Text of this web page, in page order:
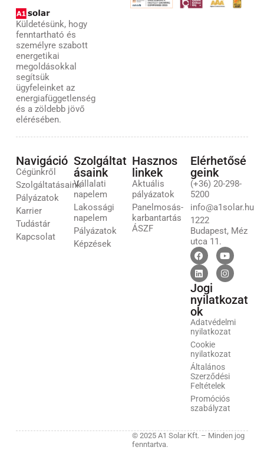
Küldetésünk, hogy
fenntartható és
személyre szabott
energetikai
megoldásokkal
segítsük
ügyfeleinket az
energiafüggetlenség
és a zöldebb jövő
elérésében.
Navigáció
Cégünkről
Szolgáltatásaink
Pályázatok
Karrier
Tudástár
Kapcsolat
Szolgáltat
ásaink
Vállalati
napelem
Lakossági
napelem
Pályázatok
Képzések
Hasznos
linkek
Aktuális
pályázatok
Panelmosás-
karbantartás
ÁSZF
Elérhetősé
geink
(+36) 20-298-
5200
info@a1solar.hu
1222
Budapest, Méz
utca 11.
Jogi
nyilatkozat
ok
Adatvédelmi
nyilatkozat
Cookie
nyilatkozat
Általános
Szerződési
Feltételek
Promóciós
szabályzat
© 2025 A1 Solar Kft. – Minden jog
fenntartva.